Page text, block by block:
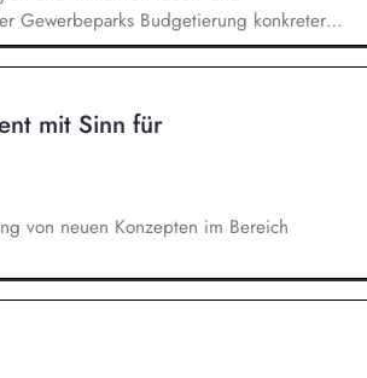
Gewerbeparks Budgetierung konkreter
CRREM-Pfades Machbarkeitsstudien und
Unterstützung bei der
Erstellung von Reports
mit Sinn für
von neuen Konzepten im Bereich